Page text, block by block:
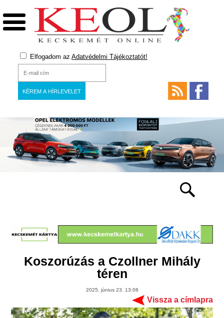
Elfogadom az Adatvédelmi Tájékoztatót!
Koszorúzás a Czollner Mihály
téren
2025. június 23. 13:08
Vissza a címlapra